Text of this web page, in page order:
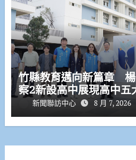
竹縣教育邁向新篇章
察2新設高中展現高中五
新聞聯訪中心 8 月 7, 2026